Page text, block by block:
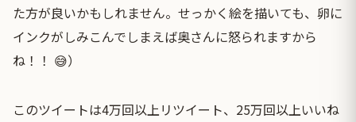
た方が良いかもしれません。せっかく絵を描いても、卵に
インクがしみこんでしまえば奥さんに怒られますから
ね！！ 😅）
このツイートは4万回以上リツイート、25万回以上いいね